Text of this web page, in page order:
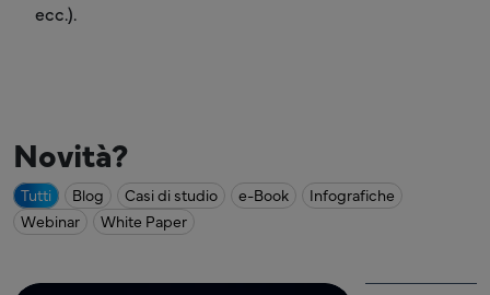
ecc.).
Novità?
Tutti Blog Casi di studio e-Book
Infografiche
Webinar
White Paper